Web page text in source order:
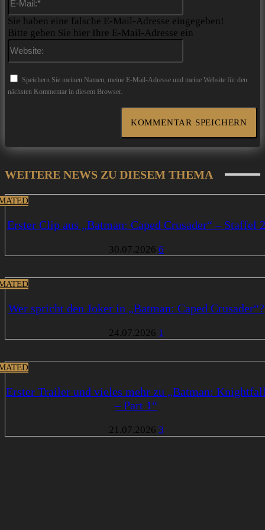
Sie haben eine falsche E-Mail-Adresse eingegeben!
Bitte geben Sie hier Ihre E-Mail-Adresse ein
Speichern Sie meinen Namen, meine E-Mail-Adresse und meine Website für den
nächsten Kommentar in diesem Browser.
WEITERE NEWS ZU DIESEM THEMA
Erster Clip aus „Batman: Caped Crusader“ – Staffel 2
30.07.2026 6
Wer spricht den Joker in „Batman: Caped Crusader“?
24.07.2026 1
Erster Trailer und vieles mehr zu „Batman:
– Part 1“
21.07.2026 3